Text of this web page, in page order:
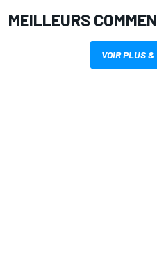
MEILLEURS
VOIR PLUS &